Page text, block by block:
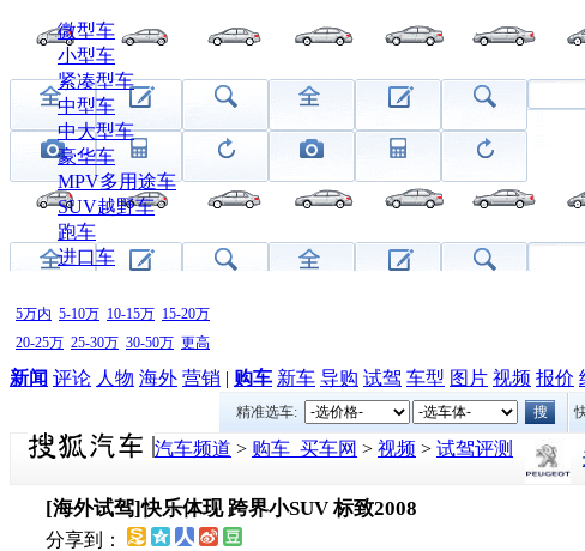
微型车
小型车
紧凑型车
中型车
中大型车
豪华车
MPV多用途车
SUV越野车
跑车
进口车
5万内 5-10万 10-15万 15-20万
20-25万 25-30万 30-50万 更高
新闻 评论 人物 海外 营销 | 购车 新车 导购 试驾 车型 图片 视频 报价
精准选车:
汽车频道 > 购车_买车网 > 视频 > 试驾评测
[海外试驾]快乐体现 跨界小SUV 标致2008
分享到：